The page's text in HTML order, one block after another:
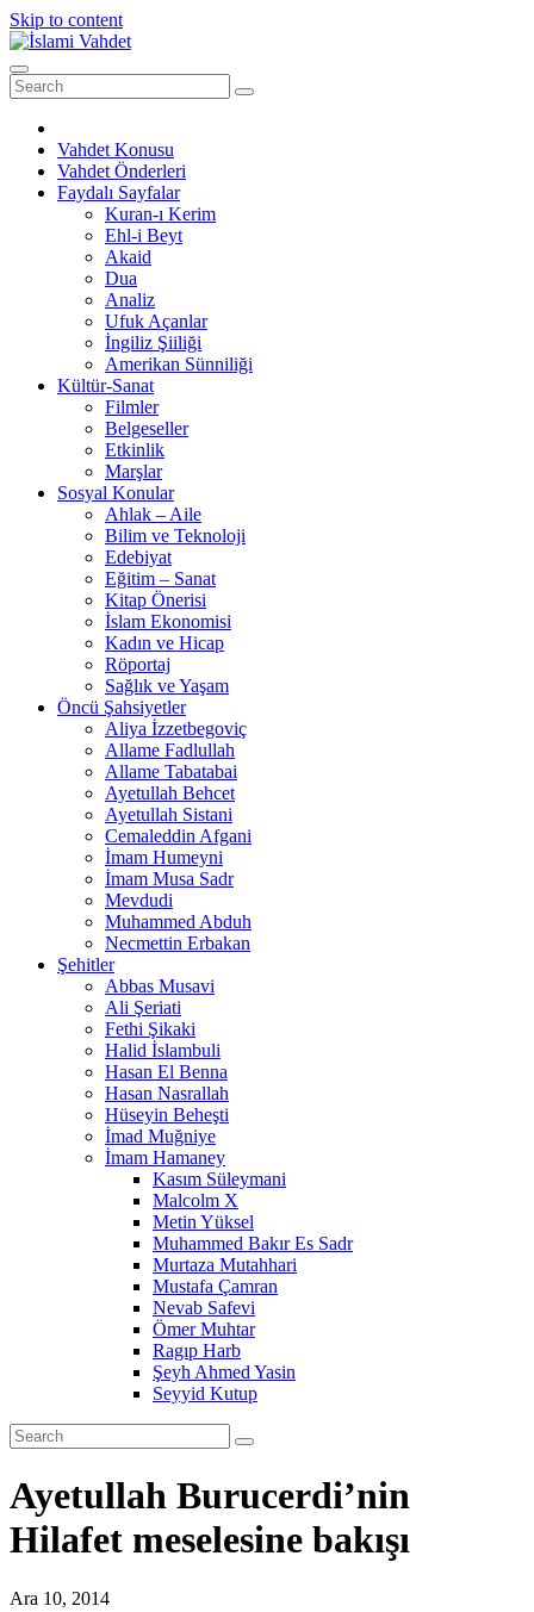
Skip to content
Vahdet Konusu
Vahdet Önderleri
Faydalı Sayfalar
Kuran-ı Kerim
Ehl-i Beyt
Akaid
Dua
Analiz
Ufuk Açanlar
İngiliz Şiiliği
Amerikan Sünniliği
Kültür-Sanat
Filmler
Belgeseller
Etkinlik
Marşlar
Sosyal Konular
Ahlak – Aile
Bilim ve Teknoloji
Edebiyat
Eğitim – Sanat
Kitap Önerisi
İslam Ekonomisi
Kadın ve Hicap
Röportaj
Sağlık ve Yaşam
Öncü Şahsiyetler
Aliya İzzetbegoviç
Allame Fadlullah
Allame Tabatabai
Ayetullah Behcet
Ayetullah Sistani
Cemaleddin Afgani
İmam Humeyni
İmam Musa Sadr
Mevdudi
Muhammed Abduh
Necmettin Erbakan
Şehitler
Abbas Musavi
Ali Şeriati
Fethi Şikaki
Halid İslambuli
Hasan El Benna
Hasan Nasrallah
Hüseyin Beheşti
İmad Muğniye
İmam Hamaney
Kasım Süleymani
Malcolm X
Metin Yüksel
Muhammed Bakır Es Sadr
Murtaza Mutahhari
Mustafa Çamran
Nevab Safevi
Ömer Muhtar
Ragıp Harb
Şeyh Ahmed Yasin
Seyyid Kutup
Ayetullah Burucerdi’nin
Hilafet meselesine bakışı
Ara 10, 2014